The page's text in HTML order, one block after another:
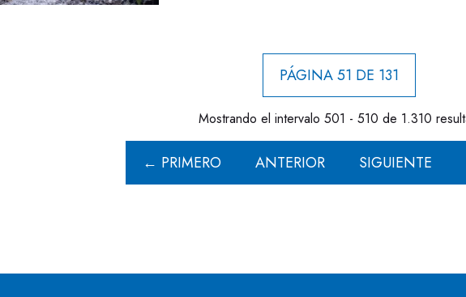
PÁGINA 51 DE 131
Mostrando el intervalo 501 - 510 de 1.310
← PRIMERO ANTERIOR SIGUIENTE